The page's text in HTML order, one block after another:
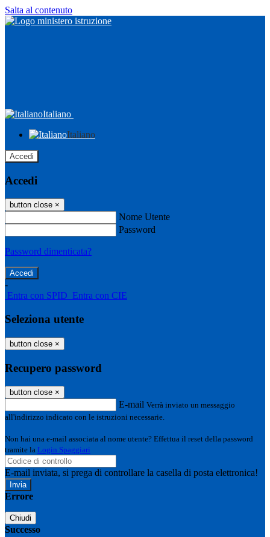
Salta al contenuto
Italiano
Italiano
Accedi
Accedi
button close ×
Nome Utente
Password
Password dimenticata?
-
Entra con SPID Entra con CIE
Seleziona utente
button close ×
Recupero password
button close ×
E-mail Verrà inviato un messaggio
all'indirizzo indicato con le istruzioni necessarie.
Non hai una e-mail associata al nome utente? Effettua il reset della password
tramite la Login Spaggiari
E-mail inviata, si prega di controllare la casella di posta elettronica!
Errore
Chiudi
Successo